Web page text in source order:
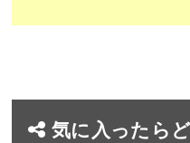
気に入ったら